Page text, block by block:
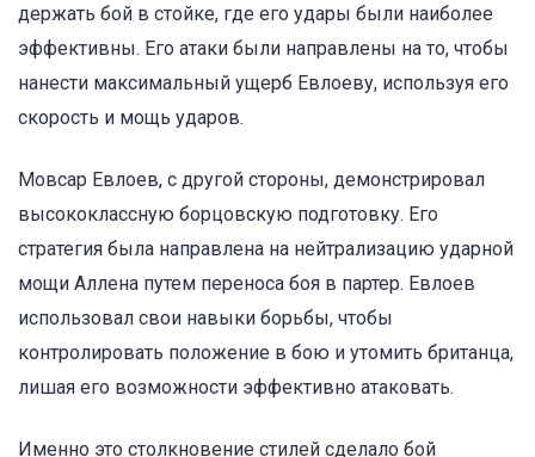
держать бой в стойке, где его удары были наиболее
эффективны. Его атаки были направлены на то, чтобы
нанести максимальный ущерб Евлоеву, используя его
скорость и мощь ударов.
Мовсар Евлоев, с другой стороны, демонстрировал
высококлассную борцовскую подготовку. Его
стратегия была направлена на нейтрализацию ударной
мощи Аллена путем переноса боя в партер. Евлоев
использовал свои навыки борьбы, чтобы
контролировать положение в бою и утомить британца,
лишая его возможности эффективно атаковать.
Именно это столкновение стилей сделало бой